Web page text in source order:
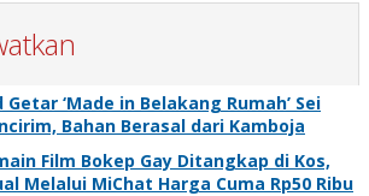
Getar ‘Made in Belakang Rumah’ Sei
Bahan Berasal dari Kamboja
Film Bokep Gay Ditangkap di Kos,
Melalui MiChat Harga Cuma Rp50 Ribu